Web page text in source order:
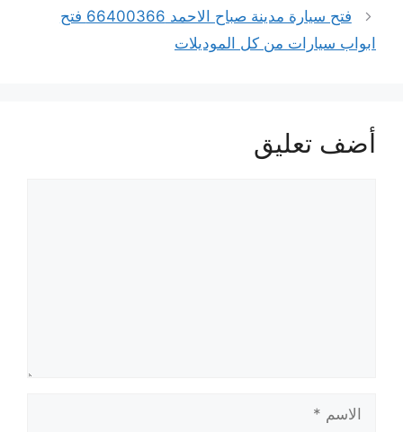
فتح سيارة مدينة صباح الاحمد 66400366 فتح
ابواب سيارات من كل الموديلات
أضف تعليق
الاسم